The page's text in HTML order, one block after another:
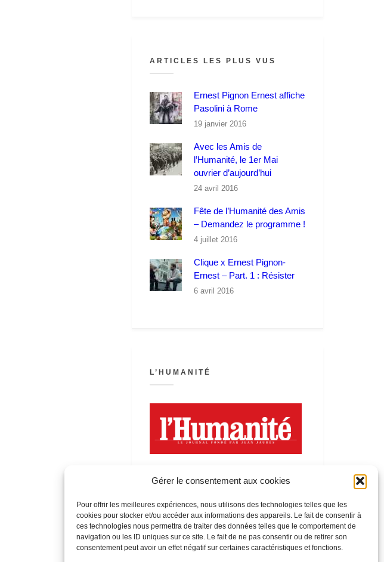
Gérer le consentement aux cookies
Pour offrir les meilleures expériences, nous utilisons des technologies telles que les
cookies pour stocker et/ou accéder aux informations des appareils. Le fait de consentir à
ces technologies nous permettra de traiter des données telles que le comportement de
navigation ou les ID uniques sur ce site. Le fait de ne pas consentir ou de retirer son
consentement peut avoir un effet négatif sur certaines caractéristiques et fonctions.
ARTICLES LES PLUS VUS
Ernest Pignon Ernest affiche
Pasolini à Rome
19 janvier 2016
Avec les Amis de
l’Humanité, le 1er Mai
ouvrier d’aujourd’hui
24 avril 2016
Fête de l’Humanité des Amis
– Demandez le programme !
4 juillet 2016
Clique x Ernest Pignon-
Ernest – Part. 1 : Résister
6 avril 2016
L’HUMANITÉ
LA FÊTE DE L’HUMANITÉ